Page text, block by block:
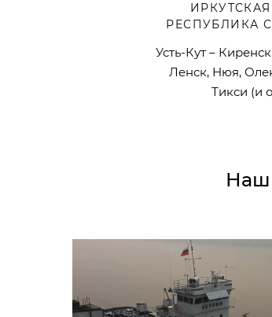
РЕСПУБЛИКА
Усть-Кут –
Ленск, Нюя,
Тикси (и
Наш